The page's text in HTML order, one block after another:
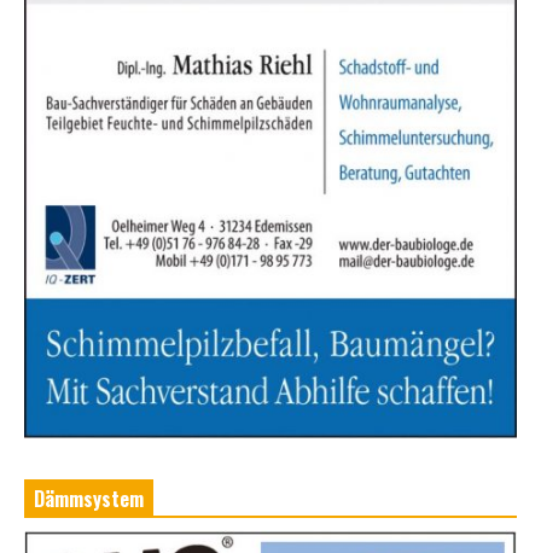
Dämmsystem